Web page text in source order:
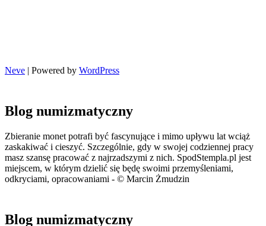
Neve | Powered by WordPress
Blog numizmatyczny
Zbieranie monet potrafi być fascynujące i mimo upływu lat wciąż
zaskakiwać i cieszyć. Szczególnie, gdy w swojej codziennej pracy
masz szansę pracować z najrzadszymi z nich. SpodStempla.pl jest
miejscem, w którym dzielić się będę swoimi przemyśleniami,
odkryciami, opracowaniami - © Marcin Żmudzin
Blog numizmatyczny